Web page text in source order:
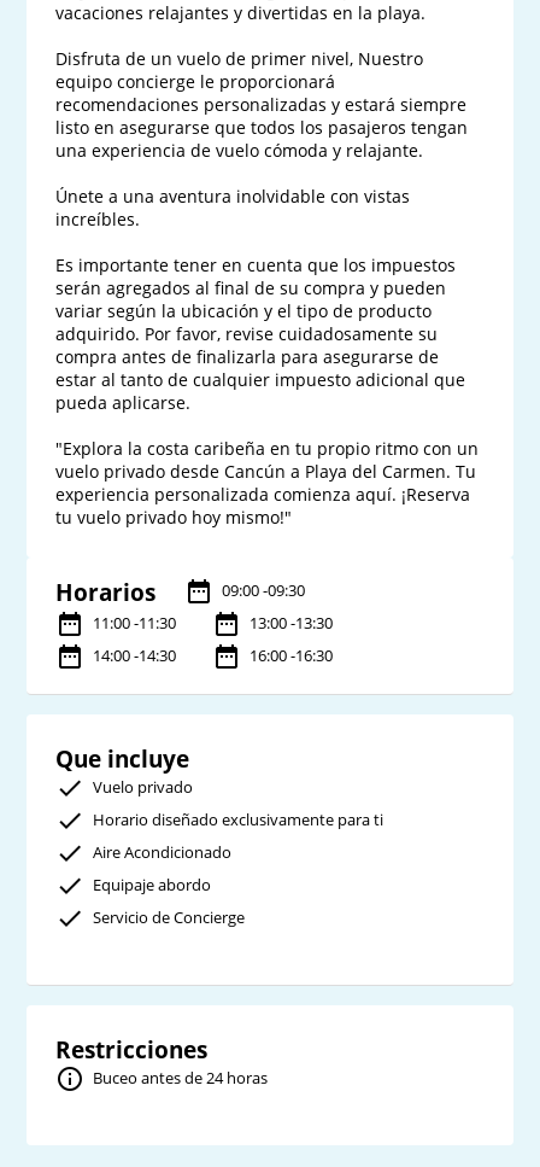
vacaciones relajantes y divertidas en la playa.
Disfruta de un vuelo de primer nivel, Nuestro
equipo concierge le proporcionará
recomendaciones personalizadas y estará siempre
listo en asegurarse que todos los pasajeros tengan
una experiencia de vuelo cómoda y relajante.
Únete a una aventura inolvidable con vistas
increíbles.
Es importante tener en cuenta que los impuestos
serán agregados al final de su compra y pueden
variar según la ubicación y el tipo de producto
adquirido. Por favor, revise cuidadosamente su
compra antes de finalizarla para asegurarse de
estar al tanto de cualquier impuesto adicional que
pueda aplicarse.
"Explora la costa caribeña en tu propio ritmo con un
vuelo privado desde Cancún a Playa del Carmen. Tu
experiencia personalizada comienza aquí. ¡Reserva
tu vuelo privado hoy mismo!"
Horarios
09:00 -09:30
11:00 -11:30
13:00 -13:30
14:00 -14:30
16:00 -16:30
Que incluye
Vuelo privado
Horario diseñado exclusivamente para ti
Aire Acondicionado
Equipaje abordo
Servicio de Concierge
Restricciones
Buceo antes de 24 horas